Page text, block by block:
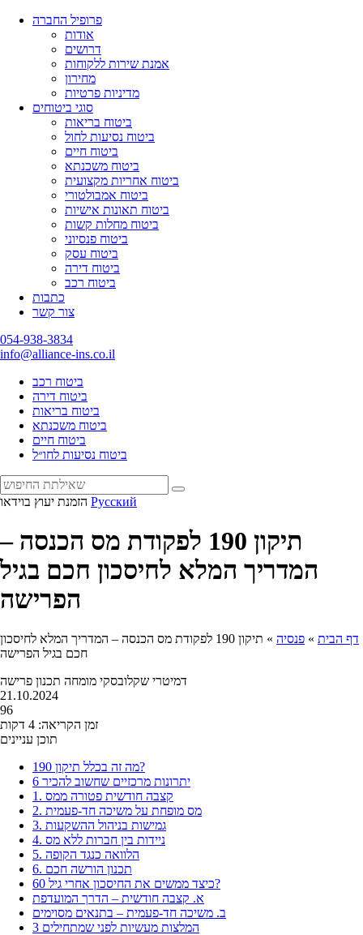
פרופיל החברה
אודות
דרושים
אמנת שירות ללקוחות
מחירון
מדיניות פרטיות
סוגי ביטוחים
ביטוח בריאות
ביטוח נסיעות לחול
ביטוח חיים
ביטוח משכנתא
ביטוח אחריות מקצועית
ביטוח אמבולטורי
ביטוח תאונות אישיות
ביטוח מחלות קשות
ביטוח פנסיוני
ביטוח עסק
ביטוח דירה
ביטוח רכב
כתבות
צור קשר
054-938-3834
info@alliance-ins.co.il
ביטוח רכב
ביטוח דירה
ביטוח בריאות
ביטוח משכנתא
ביטוח חיים
ביטוח נסיעות לחו״ל
הזמנת יעוץ בוידאו Русский
תיקון 190 לפקודת מס הכנסה –
המדריך המלא לחיסכון חכם בגיל
הפרישה
דף הבית » פנסיה »
תיקון 190 לפקודת מס הכנסה – המדריך המלא לחיסכון
חכם בגיל הפרישה
דמיטרי שקלובסקי מומחה תכנון פרישה
21.10.2024
96
זמן הקריאה: 4 דקות
תוכן עניינים
מה זה בכלל תיקון 190?
6 יתרונות מרכזיים שחשוב להכיר
1. קצבה חודשית פטורה ממס
2. מס מופחת על משיכה חד-פעמית
3. גמישות בניהול ההשקעות
4. ניידות בין חברות ללא מס
5. הלוואה כנגד הקופה
6. תכנון הורשה חכם
כיצד ממשים את החיסכון אחרי גיל 60?
א. קצבה חודשית – הדרך המועדפת
ב. משיכה חד-פעמית – בתנאים מסוימים
3 המלצות מעשיות לפני שמתחילים